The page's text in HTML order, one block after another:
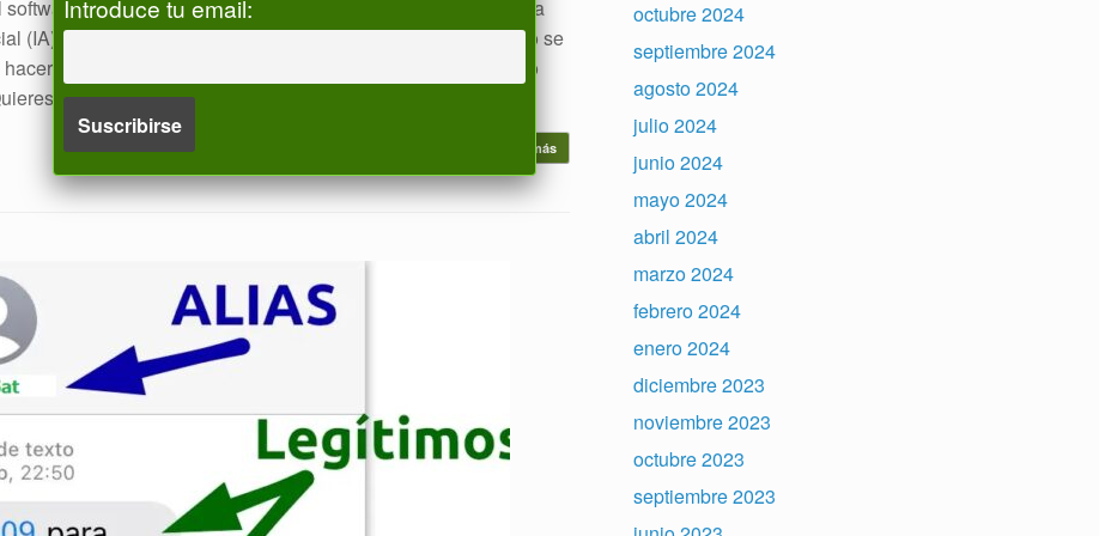
que incluirá una de las mejoras más potentes hasta la
(IA) directamente en las herramientas que usas cada día. No se
se trata de ahorrarte tiempo y darte un control absoluto
saber cómo va a cambiar […]
Leer más
octubre 2024
septiembre 2024
agosto 2024
julio 2024
junio 2024
mayo 2024
abril 2024
marzo 2024
febrero 2024
enero 2024
diciembre 2023
noviembre 2023
octubre 2023
septiembre 2023
Introduce tu email: